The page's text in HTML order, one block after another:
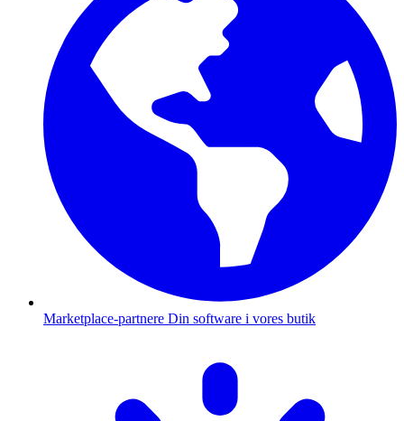
Marketplace-partnere Din software i vores butik